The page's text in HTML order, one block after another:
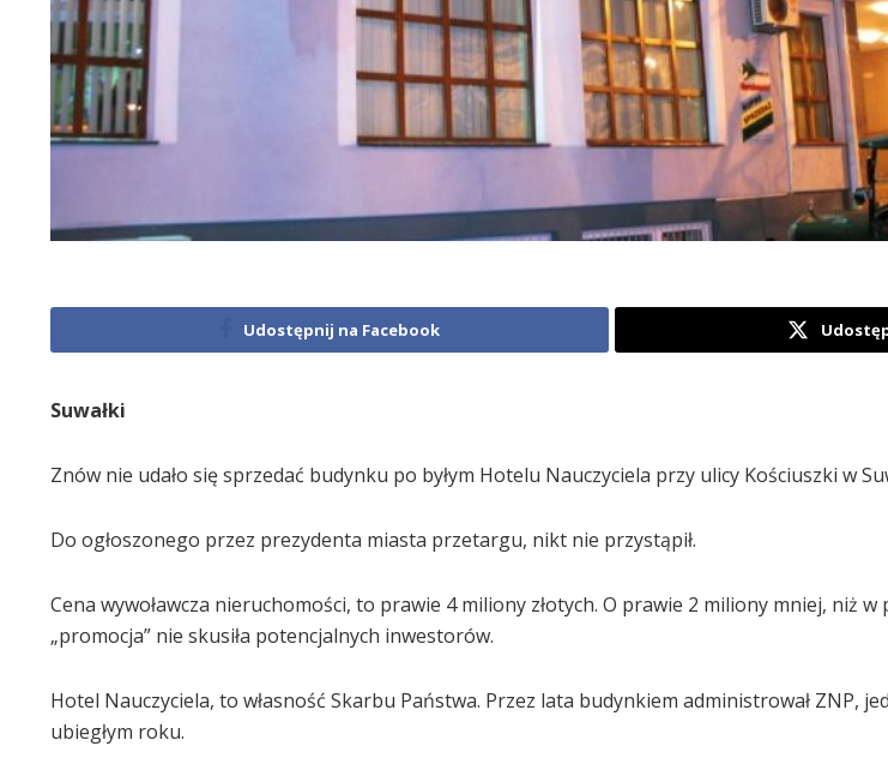
Udostępnij na Facebook
Suwałki
Znów nie udało się sprzedać budynku po byłym Hotelu Nauczyciela przy ulicy Kościuszki w
Do ogłoszonego przez prezydenta miasta przetargu, nikt nie przystąpił.
Cena wywoławcza nieruchomości, to prawie 4 miliony złotych. O prawie 2 miliony mniej, niż
„promocja” nie skusiła potencjalnych inwestorów.
Hotel Nauczyciela, to własność Skarbu Państwa. Przez lata budynkiem administrował ZNP,
ubiegłym roku.